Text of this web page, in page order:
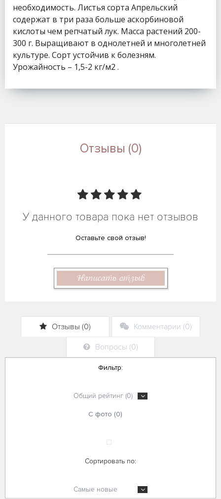
необходимость. Листья сорта Апрельский
содержат в три раза больше аскорбиновой
кислоты чем репчатый лук. Масса растений 200-
300 г. Выращивают в однолетней и многолетней
культуре. Сорт устойчив к болезням.
Урожайность – 1,5-2 кг/м2 .
Отзывы (0)
У данного товара пока нет отзывов
Оставьте свой отзыв!
Написать отзыв
Отзывы (0) Комментарии (0)
Вопросы (0)
Фильтр:
Общий рейтинг (0)
С фото (0)
Сортировать по:
Самые новые